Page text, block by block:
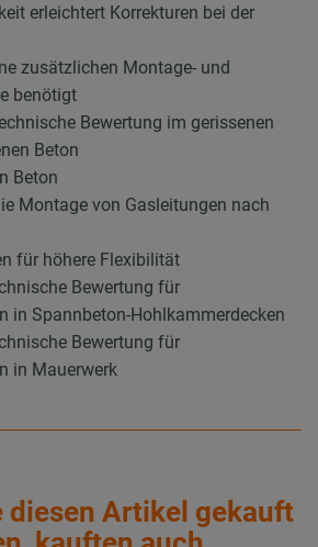
erleichtert Korrekturen bei der
zusätzlichen Montage- und
benötigt
Bewertung im gerissenen
Beton
Beton
Montage von Gasleitungen nach
für höhere Flexibilität
Bewertung für
in Spannbeton-Hohlkammerdecken
Bewertung für
in Mauerwerk
diesen Artikel gekauft